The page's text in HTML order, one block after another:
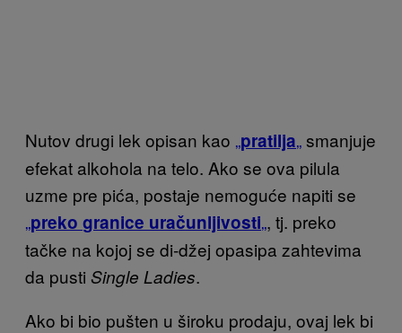
Nutov drugi lek opisan kao „pratilja„smanjuje
efekat alkohola na telo. Ako se ova pilula
uzme pre pića, postaje nemoguće napiti se
„preko granice uračunljivosti„, tj. preko
tačke na kojoj se di-džej opasipa zahtevima
da pusti Single Ladies.
Ako bi bio pušten u široku prodaju, ovaj lek bi